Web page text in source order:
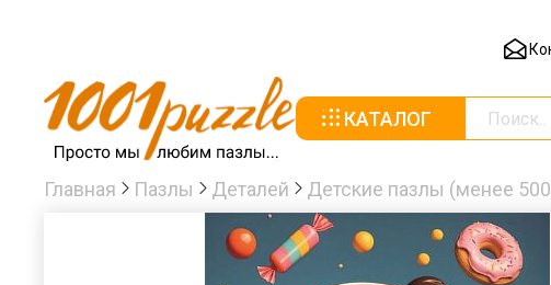
КАТАЛОГ
Главная Пазлы Деталей Детские пазлы (менее